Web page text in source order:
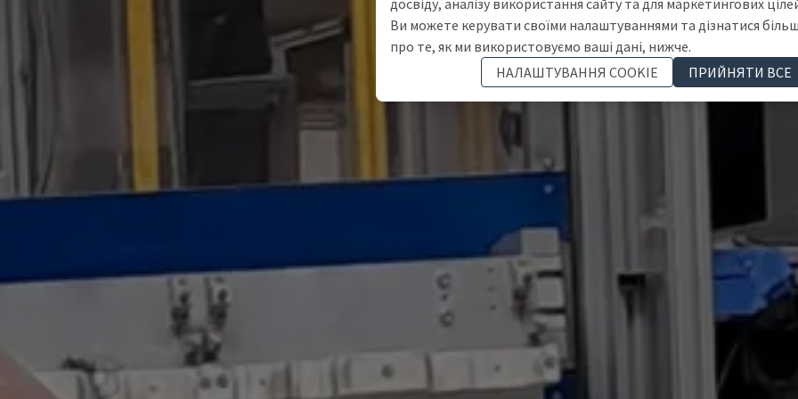
досвіду, аналізу використання сайту та для маркетингових
Ви можете керувати своїми налаштуваннями та дізнатися
про те, як ми використовуємо ваші дані, нижче.
НАЛАШТУВАННЯ COOKIE
ПРИЙНЯТИ ВСЕ